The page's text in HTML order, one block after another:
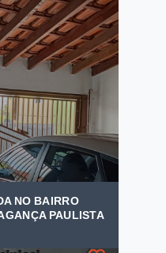
NO BAIRRO
PAULISTA